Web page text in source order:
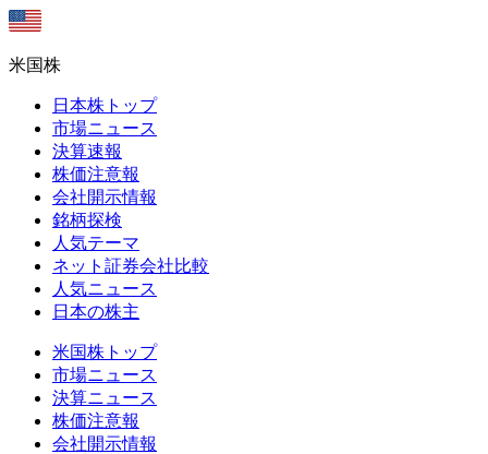
米国株
日本株トップ
市場ニュース
決算速報
株価注意報
会社開示情報
銘柄探検
人気テーマ
ネット証券会社比較
人気ニュース
日本の株主
米国株トップ
市場ニュース
決算ニュース
株価注意報
会社開示情報